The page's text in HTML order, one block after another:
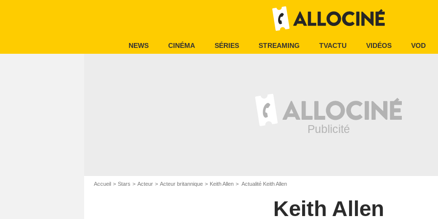
NEWS CINÉMA SÉRIES STREAMING TVACTU VIDÉOS VOD
Accueil Stars Acteur Acteur britannique Keith Allen Actualité Keith Allen
Keith Allen